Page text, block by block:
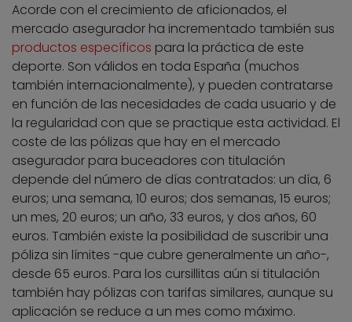
Acorde con el crecimiento de aficionados, el
mercado asegurador ha incrementado también sus
productos específicos para la práctica de este
deporte. Son válidos en toda España (muchos
también internacionalmente), y pueden contratarse
en función de las necesidades de cada usuario y de
la regularidad con que se practique esta actividad. El
coste de las pólizas que hay en el mercado
asegurador para buceadores con titulación
depende del número de días contratados: un día, 6
euros; una semana, 10 euros; dos semanas, 15 euros;
un mes, 20 euros; un año, 33 euros, y dos años, 60
euros. También existe la posibilidad de suscribir una
póliza sin límites -que cubre generalmente un año-,
desde 65 euros. Para los cursillitas aún si titulación
también hay pólizas con tarifas similares, aunque su
aplicación se reduce a un mes como máximo.